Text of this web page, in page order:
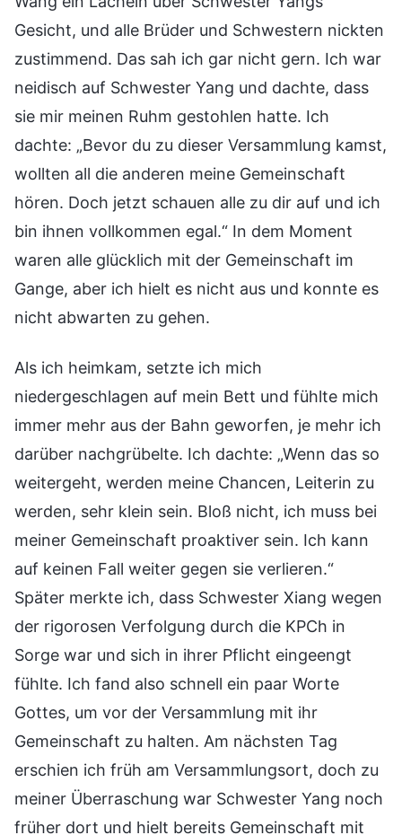
Gesicht, und alle Brüder und Schwestern nickten
zustimmend. Das sah ich gar nicht gern. Ich war
neidisch auf Schwester Yang und dachte, dass
sie mir meinen Ruhm gestohlen hatte. Ich
dachte: „Bevor du zu dieser Versammlung kamst,
wollten all die anderen meine Gemeinschaft
hören. Doch jetzt schauen alle zu dir auf und ich
bin ihnen vollkommen egal.“ In dem Moment
waren alle glücklich mit der Gemeinschaft im
Gange, aber ich hielt es nicht aus und konnte es
nicht abwarten zu gehen.
Als ich heimkam, setzte ich mich
niedergeschlagen auf mein Bett und fühlte mich
immer mehr aus der Bahn geworfen, je mehr ich
darüber nachgrübelte. Ich dachte: „Wenn das so
weitergeht, werden meine Chancen, Leiterin zu
werden, sehr klein sein. Bloß nicht, ich muss bei
meiner Gemeinschaft proaktiver sein. Ich kann
auf keinen Fall weiter gegen sie verlieren.“
Später merkte ich, dass Schwester Xiang wegen
der rigorosen Verfolgung durch die KPCh in
Sorge war und sich in ihrer Pflicht eingeengt
fühlte. Ich fand also schnell ein paar Worte
Gottes, um vor der Versammlung mit ihr
Gemeinschaft zu halten. Am nächsten Tag
erschien ich früh am Versammlungsort, doch zu
meiner Überraschung war Schwester Yang noch
früher dort und hielt bereits Gemeinschaft mit